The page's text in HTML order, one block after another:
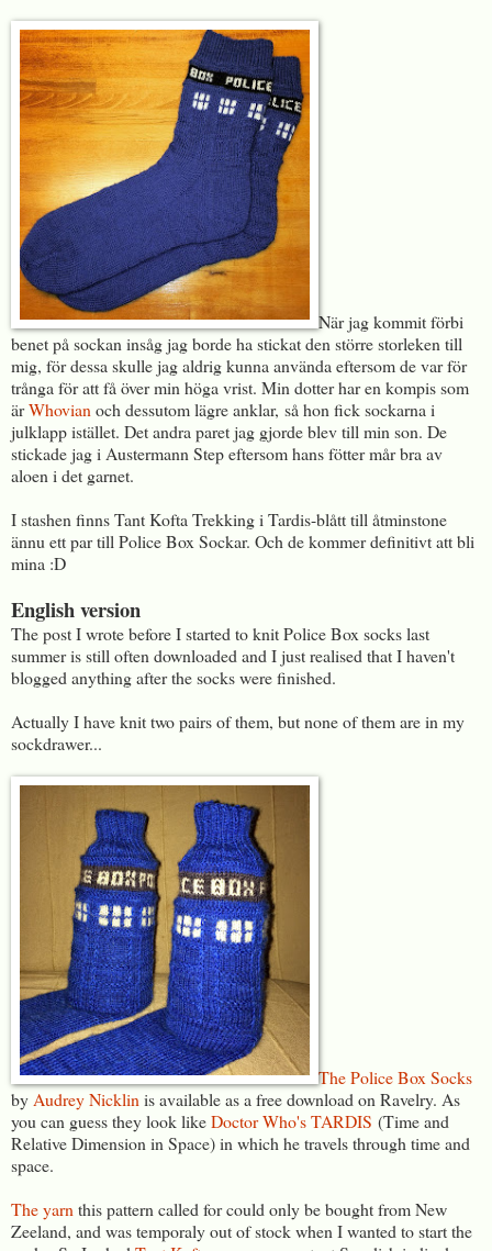
När jag kommit förbi
benet på sockan insåg jag borde ha stickat den större storleken till
mig, för dessa skulle jag aldrig kunna använda eftersom de var för
trånga för att få över min höga vrist. Min dotter har en kompis som
ärWhovian och dessutom lägre anklar, så hon fick sockarna i
julklapp istället. Det andra paret jag gjorde blev till min son. De
stickade jag i Austermann Step eftersom hans fötter mår bra av
aloen i det garnet.
I stashen finns Tant Kofta Trekking i Tardis-blått till åtminstone
ännu ett par till Police Box Sockar. Och de kommer definitivt att bli
mina :D
English version
The post I wrote before I started to knit Police Box socks last
summer is still often downloaded and I just realised that I haven't
blogged anything after the socks were finished.
Actually I have knit two pairs of them, but none of them are in my
sockdrawer...
The Police Box Socks
by Audrey Nicklin is available as a free download on Ravelry. As
you can guess they look likeDoctor Who'sTARDIS (Time and
Relative Dimension in Space) in which he travels through time and
space.
The yarn this pattern called for could only be bought from New
Zeeland, and was temporaly out of stock when I wanted to start the